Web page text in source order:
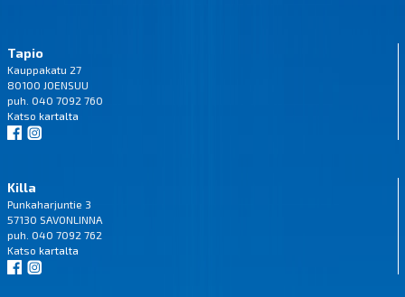
Tapio
Kauppakatu 27
80100 JOENSUU
puh. 040 7092 760
Katso kartalta
Killa
Punkaharjuntie 3
57130 SAVONLINNA
puh. 040 7092 762
Katso kartalta